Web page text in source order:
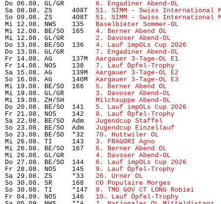
Do 06.08. GL/GR 6. Engadiner Abend-OL
Sa 08.08. ZS     408T 51. SIMM - Swiss International
So 09.08. ZS     408T 51. SIMM - Swiss International
Mi 12.08. NWS    135
Baselbieter Sommer-OL
Mi 12.08. BE/SO  165 4. Berner Abend OL
Mi 12.08. GL/GR 2. Davoser Abend-OL
Do 13.08. BE/SO  136 4. Lauf impOLs Cup 2026
Do 13.08. GL/GR 7. Engadiner Abend-OL
Fr 14.08. AG     137M Aargauer 3-Tage-OL E1
Fr 14.08. NOS    138 7. Lauf Öpfel-Trophy
Sa 15.08. AG     139M Aargauer 3-Tage-OL E2
So 16.08. AG     140M Aargauer 3-Tage-OL E3
Mi 19.08. BE/SO  166 5. Berner Abend OL
Mi 19.08. GL/GR 3. Davoser Abend-OL
Mi 19.08. ZH/SH Milchsuppe Abend-OL
Do 20.08. BE/SO  141 5. Lauf impOLs Cup 2026
Fr 21.08. NOS    142 8. Lauf Öpfel-Trophy
Sa 22.08. BE/SO  Adm Jugendcup Staffel
So 23.08. BE/SO  Adm Jugendcup Einzellauf
So 23.08. BE/SO  *32 70. Huttwiler OL
Mi 26.08. TI     143 3. FRAGORI Agno
Mi 26.08. BE/SO  167 6. Berner Abend OL
Mi 26.08. GL/GR 4. Davoser Abend-OL
Do 27.08. BE/SO  144 6. Lauf impOLs Cup 2026
Fr 28.08. NOS    145 9. Lauf Öpfel-Trophy
Sa 29.08. ZS     *33 26. Urner OL
So 30.08. SR     168 CO Populaire Morges
So 30.08. TI     *147 9. TMO GOV CT LONG Robiei
Fr 04.09. NOS    146 10. Lauf Öpfel-Trophy